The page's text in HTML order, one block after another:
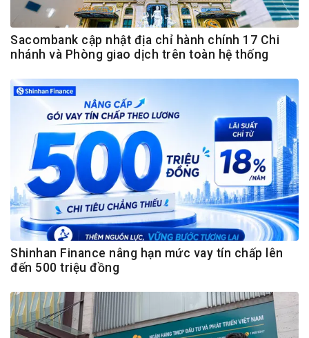
Sacombank cập nhật địa chỉ hành chính 17 Chi
nhánh và Phòng giao dịch trên toàn hệ thống
Shinhan Finance nâng hạn mức vay tín chấp lên
đến 500 triệu đồng